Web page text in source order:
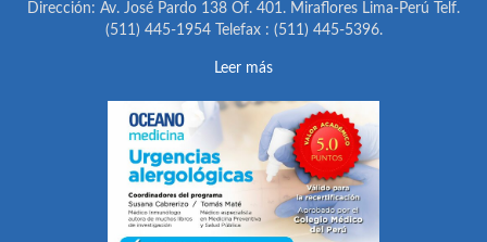
Dirección: Av. José Pardo 138 Of. 401. Miraflores Lima-Perú Telf.
(511) 445-1954 Telefax : (511) 445-5396.
Leer más